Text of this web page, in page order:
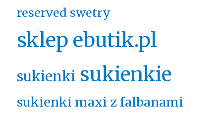
reserved swetry
sklep ebutik.pl
sukienki sukienkie
sukienki maxi z falbanami